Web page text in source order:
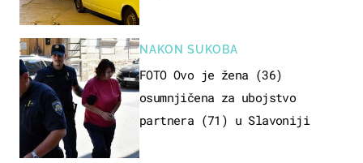
NAKON SUKOBA
FOTO Ovo je žena (36)
osumnjičena za ubojstvo
partnera (71) u Slavoniji